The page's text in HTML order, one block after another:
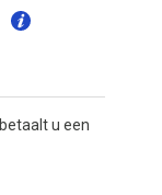
u een